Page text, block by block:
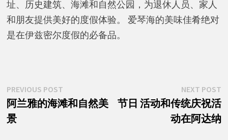
址、历史建筑、海滩和自然公园，为退休人员、家人
和朋友提供美好的度假体验。 爱琴海的美味佳肴绝对
是在伊兹密尔度假的必备品。
文
章
导
PREVIOUS POSTPrevious
post:
阿兰雅的海滩和自然美
景
NEXT POST
节日 活动和传统庆祝活
动在阿达纳